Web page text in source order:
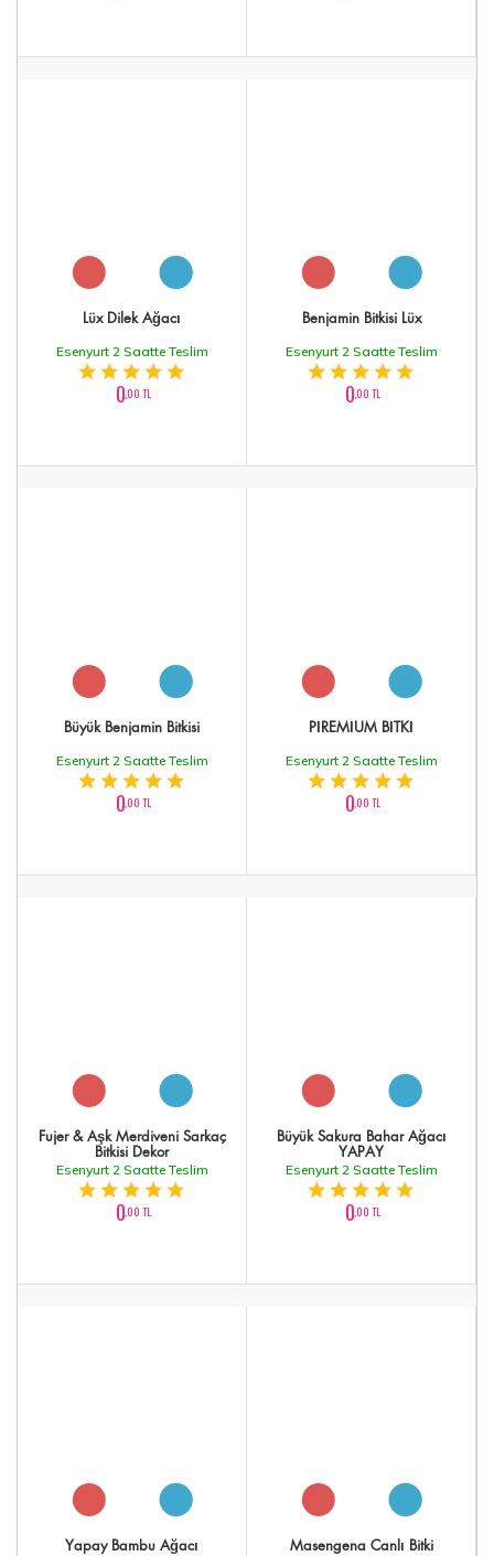
Lüx Dilek Ağacı
Esenyurt 2 Saatte Teslim
0,00 TL
Benjamin Bitkisi Lüx
Esenyurt 2 Saatte Teslim
0,00 TL
Büyük Benjamin Bitkisi
Esenyurt 2 Saatte Teslim
0,00 TL
PİREMİUM BİTKİ
Esenyurt 2 Saatte Teslim
0,00 TL
Fujer & Aşk Merdiveni Sarkaç
Bitkisi Dekor
Esenyurt 2 Saatte Teslim
0,00 TL
Büyük Sakura Bahar Ağacı
YAPAY
Esenyurt 2 Saatte Teslim
0,00 TL
Yapay Bambu Ağacı Masengena Canlı Bitki